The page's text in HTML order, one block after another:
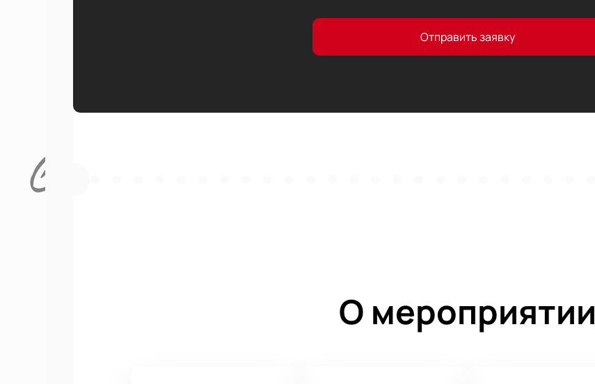
Отправить заявку
О мероприятии